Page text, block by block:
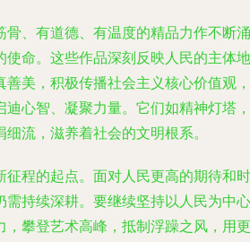
骨、有道德、有温度的精品力作不断涌
使命。这些作品深刻反映人民的主体地
善美，积极传播社会主义核心价值观，
迪心智、凝聚力量。它们如精神灯塔，
流，滋养着社会的文明根系。
征程的起点。面对人民更高的期待和时
需持续深耕。要继续坚持以人民为中心
，攀登艺术高峰，抵制浮躁之风，用更